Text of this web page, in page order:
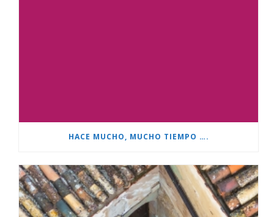
HACE MUCHO, MUCHO TIEMPO ….